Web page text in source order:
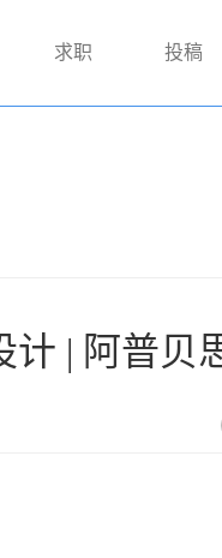
求职 投稿
| 阿普贝